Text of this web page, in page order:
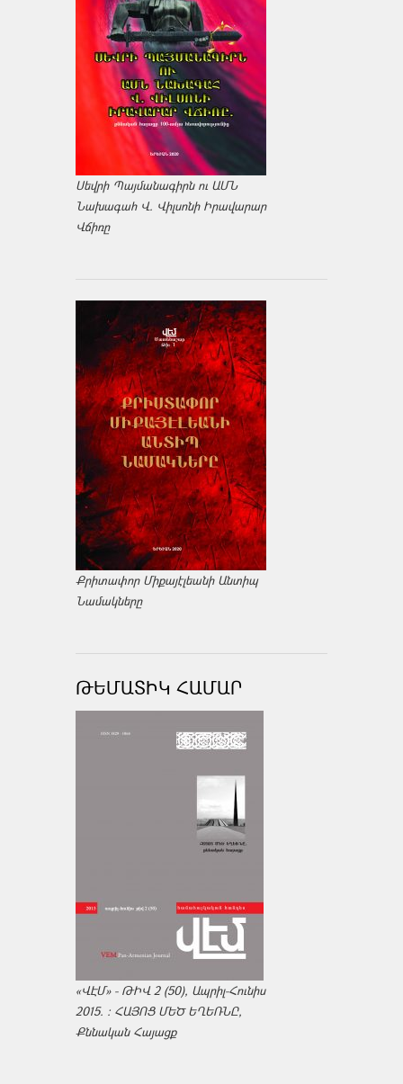
Սեվրի Պայմանագիրն ու ԱՄՆ
Նախագահ Վ. Վիլսոնի Իրավարար
Վճիռը
Քրիտափոր Միքայէլեանի Անտիպ
Նամակները
ԹԵՄԱՏԻԿ ՀԱՄԱՐ
«ՎԷՄ» - ԹԻՎ 2 (50), Ապրիլ-Հունիս
2015. : ՀԱՅՈՑ ՄԵԾ ԵՂԵՌՆԸ,
Քննական Հայացք